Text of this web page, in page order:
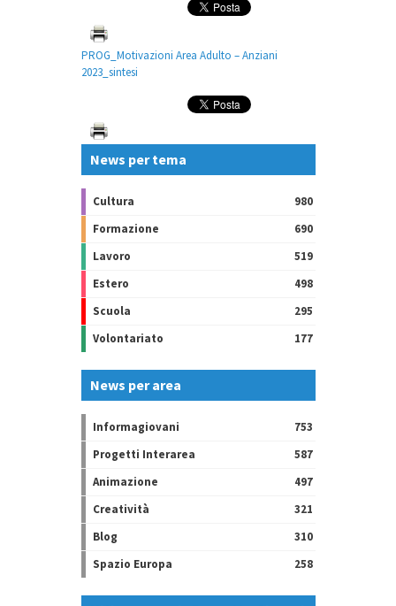
PROG_Motivazioni Area Adulto – Anziani
2023_sintesi
News per tema
Cultura
980
Formazione
690
Lavoro
519
Estero
498
Scuola
295
Volontariato
177
News per area
Informagiovani
753
Progetti Interarea
587
Animazione
497
Creatività
321
Blog
310
Spazio Europa
258